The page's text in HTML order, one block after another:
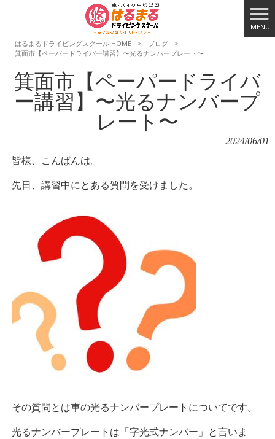
MENU
はるまるドライビングスクール HOME
> ブログ
>
箕面市【ペーパードライバー講習】〜光るナンバープレート〜
箕面市【ペーパードライバ
ー講習】〜光るナンバープ
レート〜
2024/06/01
皆様、こんばんは。
先日、講習中にとある質問を受けました。
その質問とは車の光るナンバープレートについてです。
光るナンバープレートは「字光式ナンバー」と言いま